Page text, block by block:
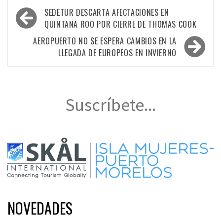
Navegación
de
entradas
SEDETUR DESCARTA AFECTACIONES EN
QUINTANA ROO POR CIERRE DE THOMAS COOK
AEROPUERTO NO SE ESPERA CAMBIOS EN LA
LLEGADA DE EUROPEOS EN INVIERNO
Suscríbete...
NOVEDADES